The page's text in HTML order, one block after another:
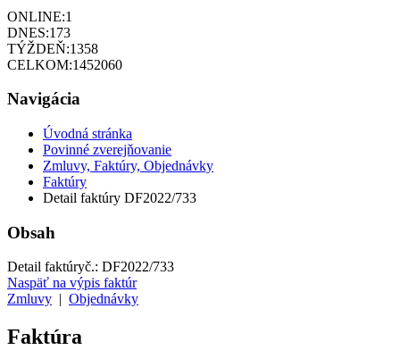
ONLINE:1
DNES:173
TÝŽDEŇ:1358
CELKOM:1452060
Navigácia
Úvodná stránka
Povinné zverejňovanie
Zmluvy, Faktúry, Objednávky
Faktúry
Detail faktúry DF2022/733
Obsah
Detail faktúryč.: DF2022/733
Naspäť na výpis faktúr
Zmluvy
Objednávky
Faktúra